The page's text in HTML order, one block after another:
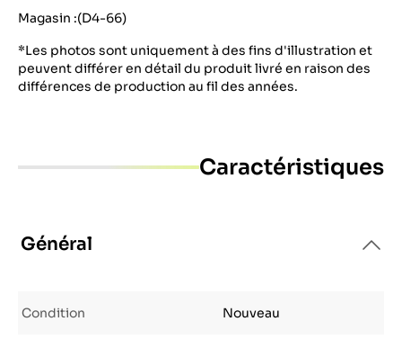
Magasin :(D4-66)
*Les photos sont uniquement à des fins d'illustration et
peuvent différer en détail du produit livré en raison des
différences de production au fil des années.
Caractéristiques
Général
Condition Nouveau